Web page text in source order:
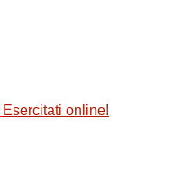
Esercitati online!